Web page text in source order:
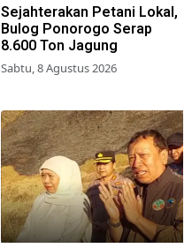
Sejahterakan Petani Lokal,
Bulog Ponorogo Serap
8.600 Ton Jagung
Sabtu, 8 Agustus 2026